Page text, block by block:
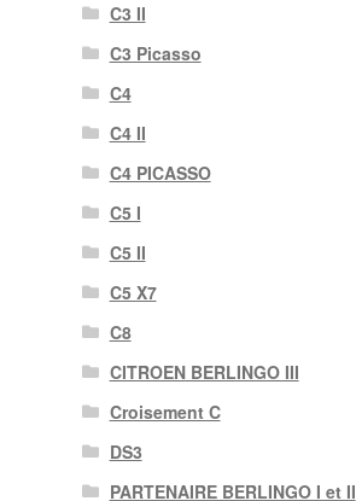
C3 II
C3 Picasso
C4
C4 II
C4 PICASSO
C5 I
C5 II
C5 X7
C8
CITROEN BERLINGO III
Croisement C
DS3
PARTENAIRE BERLINGO I et II